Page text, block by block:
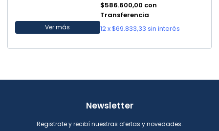
Ver más
$586.600,00 con
Transferencia
12x$69.833,33 sin interés
Newsletter
Registrate y recibí nuestras ofertas y novedades.